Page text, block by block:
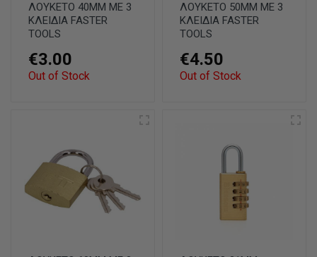
ΛΟΥΚΕΤΟ 40ΜΜ ΜΕ 3
ΚΛΕΙΔΙΑ FASTER
TOOLS
€3.00
Out of Stock
ΛΟΥΚΕΤΟ 50ΜΜ ΜΕ 3
ΚΛΕΙΔΙΑ FASTER
TOOLS
€4.50
Out of Stock